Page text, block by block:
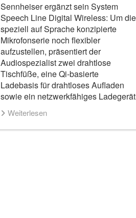
Sennheiser ergänzt sein System
Speech Line Digital Wireless: Um die
speziell auf Sprache konzipierte
Mikrofonserie noch flexibler
aufzustellen, präsentiert der
Audiospezialist zwei drahtlose
Tischfüße, eine Qi-basierte
Ladebasis für drahtloses Aufladen
sowie ein netzwerkfähiges
Weiterlesen